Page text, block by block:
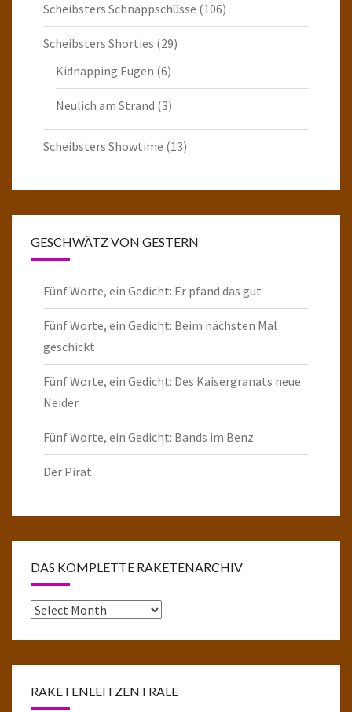
Scheibsters Schnappschüsse (106)
Scheibsters Shorties (29)
Kidnapping Eugen (6)
Neulich am Strand (3)
Scheibsters Showtime (13)
GESCHWÄTZ VON GESTERN
Fünf Worte, ein Gedicht: Er pfand das gut
Fünf Worte, ein Gedicht: Beim nächsten Mal
geschickt
Fünf Worte, ein Gedicht: Des Kaisergranats neue
Neider
Fünf Worte, ein Gedicht: Bands im Benz
Der Pirat
DAS KOMPLETTE RAKETENARCHIV
Das
RAKETENLEITZENTRALE